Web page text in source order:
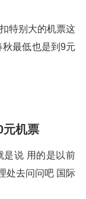
特别大的机票这
最低也是到9元
元机票
是说 用的是以前
处去问问吧 国际